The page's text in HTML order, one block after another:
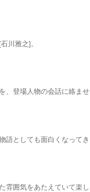
川雅之]。
、登場人物の会話に絡ませ
語としても面白くなってき
雰囲気をあたえていて楽し